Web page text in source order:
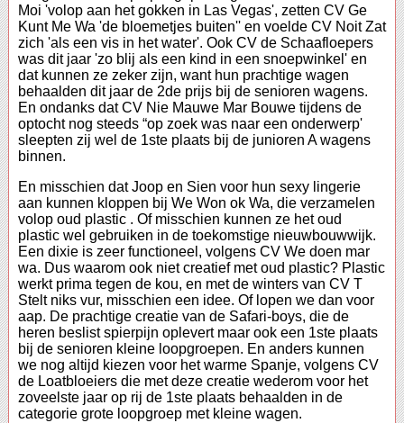
Moi 'volop aan het gokken in Las Vegas', zetten CV Ge
Kunt Me Wa 'de bloemetjes buiten'' en voelde CV Noit Zat
zich 'als een vis in het water'. Ook CV de Schaafloepers
was dit jaar 'zo blij als een kind in een snoepwinkel' en
dat kunnen ze zeker zijn, want hun prachtige wagen
behaalden dit jaar de 2de prijs bij de senioren wagens.
En ondanks dat CV Nie Mauwe Mar Bouwe tijdens de
optocht nog steeds “op zoek was naar een onderwerp'
sleepten zij wel de 1ste plaats bij de junioren A wagens
binnen.
En misschien dat Joop en Sien voor hun sexy lingerie
aan kunnen kloppen bij We Won ok Wa, die verzamelen
volop oud plastic . Of misschien kunnen ze het oud
plastic wel gebruiken in de toekomstige nieuwbouwwijk.
Een dixie is zeer functioneel, volgens CV We doen mar
wa. Dus waarom ook niet creatief met oud plastic? Plastic
werkt prima tegen de kou, en met de winters van CV T
Stelt niks vur, misschien een idee. Of lopen we dan voor
aap. De prachtige creatie van de Safari-boys, die de
heren beslist spierpijn oplevert maar ook een 1ste plaats
bij de senioren kleine loopgroepen. En anders kunnen
we nog altijd kiezen voor het warme Spanje, volgens CV
de Loatbloeiers die met deze creatie wederom voor het
zoveelste jaar op rij de 1ste plaats behaalden in de
categorie grote loopgroep met kleine wagen.